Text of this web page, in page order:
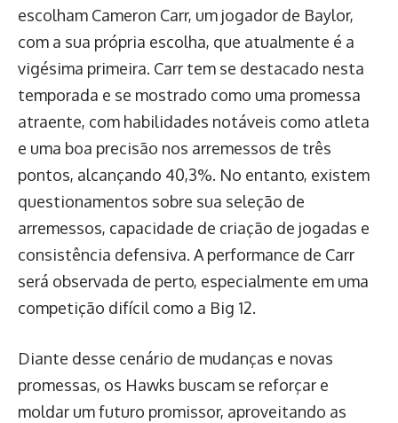
escolham Cameron Carr, um jogador de Baylor,
com a sua própria escolha, que atualmente é a
vigésima primeira. Carr tem se destacado nesta
temporada e se mostrado como uma promessa
atraente, com habilidades notáveis como atleta
e uma boa precisão nos arremessos de três
pontos, alcançando 40,3%. No entanto, existem
questionamentos sobre sua seleção de
arremessos, capacidade de criação de jogadas e
consistência defensiva. A performance de Carr
será observada de perto, especialmente em uma
competição difícil como a Big 12.
Diante desse cenário de mudanças e novas
promessas, os Hawks buscam se reforçar e
moldar um futuro promissor, aproveitando as